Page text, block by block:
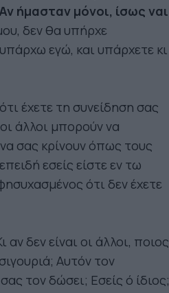
ήμασταν μόνοι, ίσως ναι
δεν θα υπήρχε
εγώ, και υπάρχετε κι
έχετε τη συνείδηση σας
άλλοι μπορούν να
σας κρίνουν όπως τους
εσείς είστε εν τω
ότι δεν έχετε
δεν είναι οι άλλοι, ποιος
Αυτόν τον
τον δώσει; Εσείς ό ίδιος;